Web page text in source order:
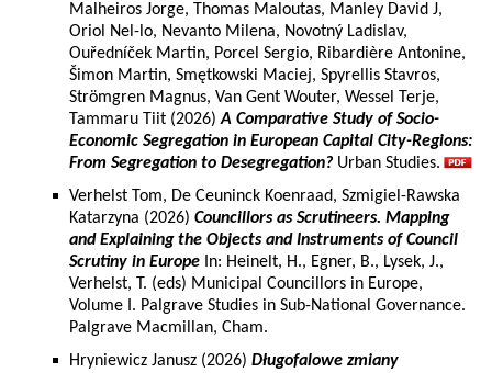
Malheiros Jorge, Thomas Maloutas, Manley David J,
Oriol Nel-lo, Nevanto Milena, Novotný Ladislav,
Ouředníček Martin, Porcel Sergio, Ribardière Antonine,
Šimon Martin, Smętkowski Maciej, Spyrellis Stavros,
Strömgren Magnus, Van Gent Wouter, Wessel Terje,
Tammaru Tiit (2026)A Comparative Study of Socio-
Economic Segregation in European Capital City-Regions:
From Segregation to Desegregation? Urban Studies.
Verhelst Tom, De Ceuninck Koenraad, Szmigiel-Rawska
Katarzyna (2026) Councillors as Scrutineers. Mapping
and Explaining the Objects and Instruments of Council
Scrutiny in Europe In: Heinelt, H., Egner, B., Lysek, J.,
Verhelst, T. (eds) Municipal Councillors in Europe,
Volume I. Palgrave Studies in Sub-National Governance.
Palgrave Macmillan, Cham.
Hryniewicz Janusz (2026) Długofalowe zmiany